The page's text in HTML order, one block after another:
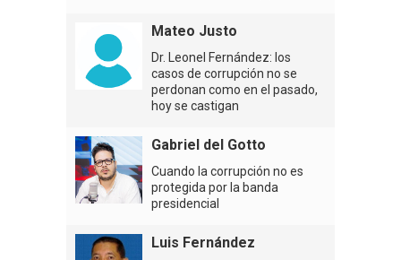
Mateo Justo
Dr. Leonel Fernández: los
casos de corrupción no se
perdonan como en el pasado,
hoy se castigan
Gabriel del Gotto
Cuando la corrupción no es
protegida por la banda
presidencial
Luis Fernández